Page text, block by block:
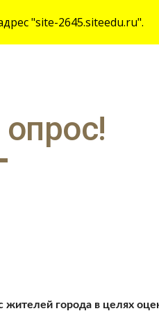
navigation"site-2645.siteedu.ru".
жителей города в целях